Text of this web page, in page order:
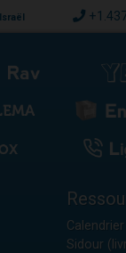
Israël
Sidour